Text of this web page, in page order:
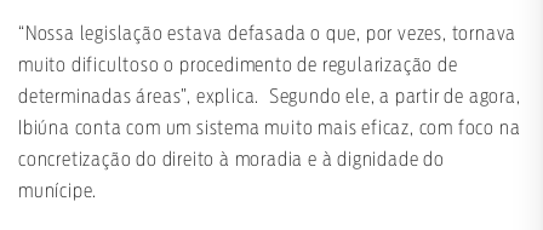
“Nossa legislação estava defasada o que, por vezes, tornava
muito dificultoso o procedimento de regularização de
determinadas áreas”, explica. Segundo ele, a partir de agora,
Ibiúna conta com um sistema muito mais eficaz, com foco na
concretização do direito à moradia e à dignidade do
munícipe.